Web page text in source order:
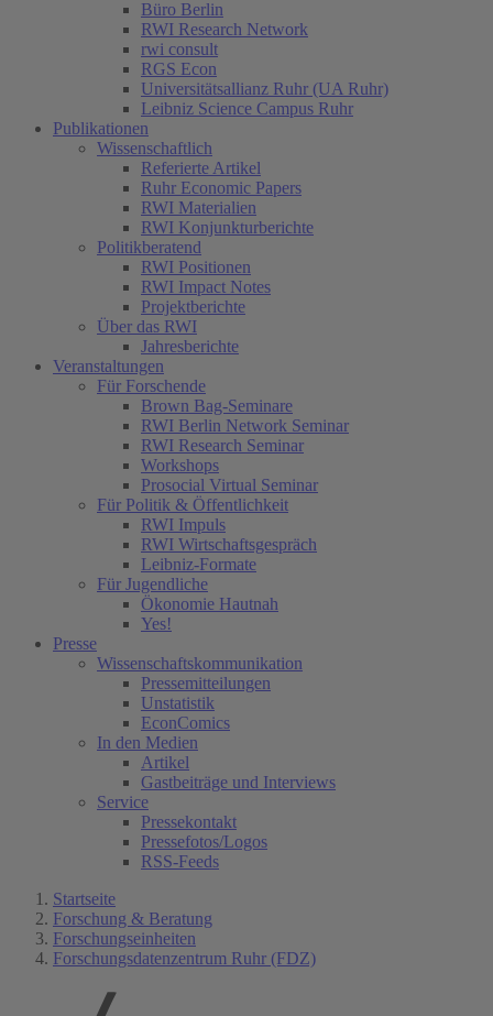
Büro Berlin
RWI Research Network
rwi consult
RGS Econ
Universitätsallianz Ruhr (UA Ruhr)
Leibniz Science Campus Ruhr
Publikationen
Wissenschaftlich
Referierte Artikel
Ruhr Economic Papers
RWI Materialien
RWI Konjunkturberichte
Politikberatend
RWI Positionen
RWI Impact Notes
Projektberichte
Über das RWI
Jahresberichte
Veranstaltungen
Für Forschende
Brown Bag-Seminare
RWI Berlin Network Seminar
RWI Research Seminar
Workshops
Prosocial Virtual Seminar
Für Politik & Öffentlichkeit
RWI Impuls
RWI Wirtschaftsgespräch
Leibniz-Formate
Für Jugendliche
Ökonomie Hautnah
Yes!
Presse
Wissenschaftskommunikation
Pressemitteilungen
Unstatistik
EconComics
In den Medien
Artikel
Gastbeiträge und Interviews
Service
Pressekontakt
Pressefotos/Logos
RSS-Feeds
Startseite
Forschung & Beratung
Forschungseinheiten
Forschungsdatenzentrum Ruhr (FDZ)